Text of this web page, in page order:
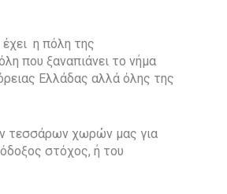
η πόλη της
που ξαναπιάνει το νήμα
Ελλάδας αλλά όλης της
τεσσάρων χωρών μας για
στόχος, ή του